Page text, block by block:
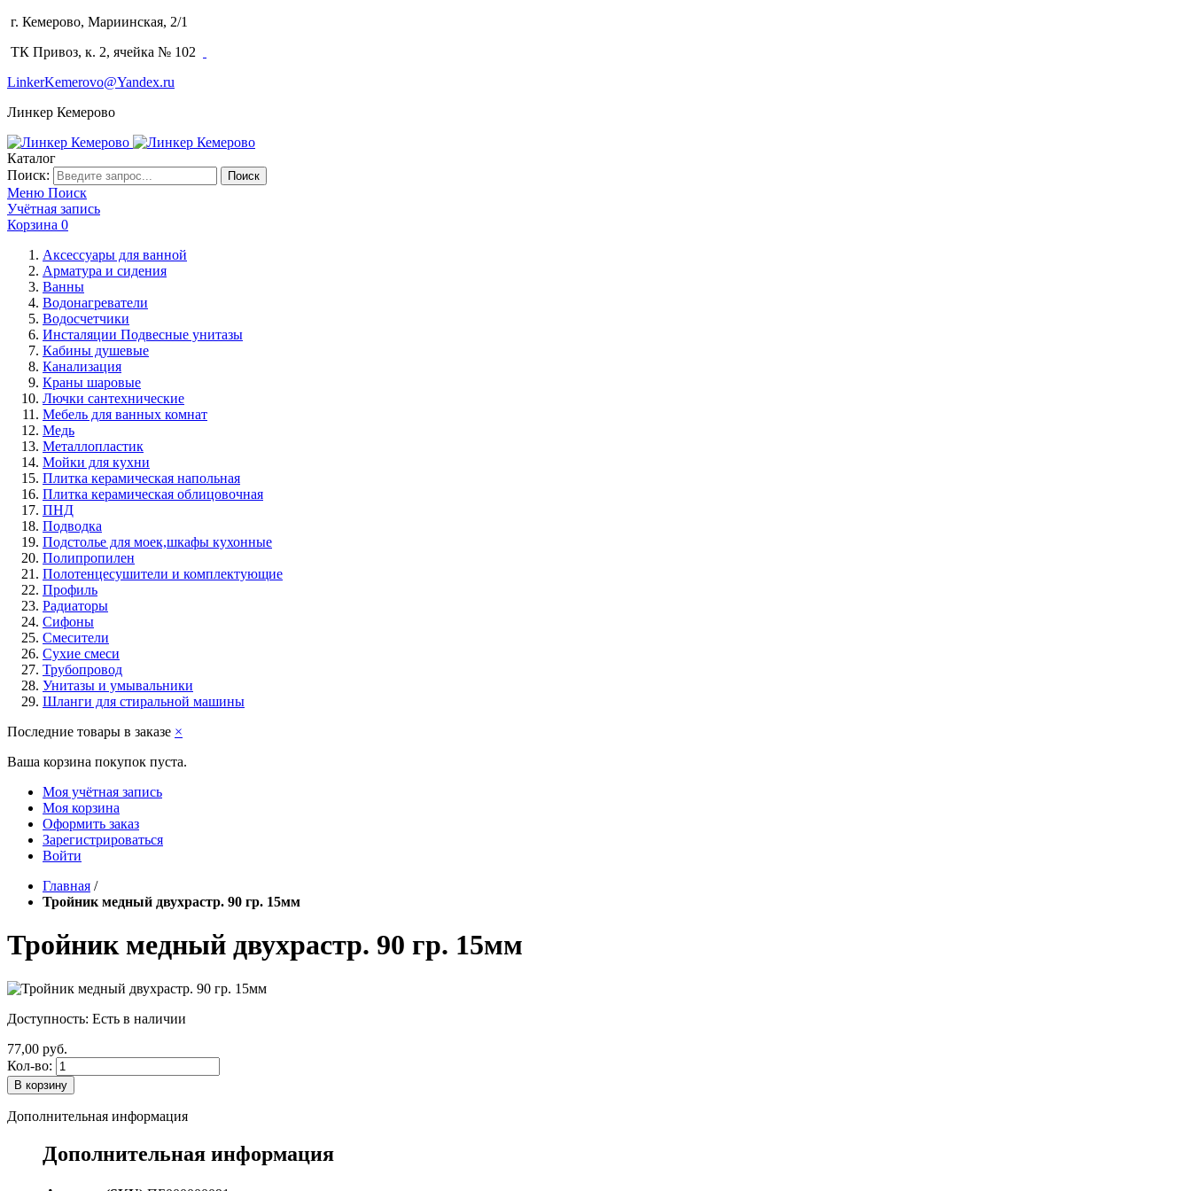
г. Кемерово, Мариинская, 2/1
ТК Привоз, к. 2, ячейка № 102
LinkerKemerovo@Yandex.ru
Линкер Кемерово
Каталог
Поиск:
Поиск
Меню Поиск
Учётная запись
Корзина 0
Аксессуары для ванной
Арматура и сидения
Ванны
Водонагреватели
Водосчетчики
Инсталяции Подвесные унитазы
Кабины душевые
Канализация
Краны шаровые
Лючки сантехнические
Мебель для ванных комнат
Медь
Металлопластик
Мойки для кухни
Плитка керамическая напольная
Плитка керамическая облицовочная
ПНД
Подводка
Подстолье для моек,шкафы кухонные
Полипропилен
Полотенцесушители и комплектующие
Профиль
Радиаторы
Сифоны
Смесители
Сухие смеси
Трубопровод
Унитазы и умывальники
Шланги для стиральной машины
Последние товары в заказе ×
Ваша корзина покупок пуста.
Моя учётная запись
Моя корзина
Оформить заказ
Зарегистрироваться
Войти
Главная /
Тройник медный двухрастр. 90 гр. 15мм
Тройник медный двухрастр. 90 гр. 15мм
Доступность: Есть в наличии
77,00 руб.
Кол-во:
В корзину
Дополнительная информация
Дополнительная информация